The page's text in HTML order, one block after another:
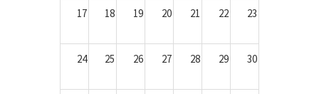
17 18 19 20 21 22 23
24 25 26 27 28 29 30